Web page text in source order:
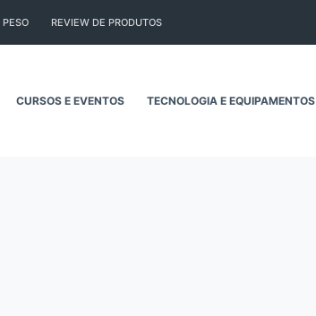
REVIEW DE PRODUTOS
CURSOS E EVENTOS TECNOLOGIA E EQUIPAMENTOS